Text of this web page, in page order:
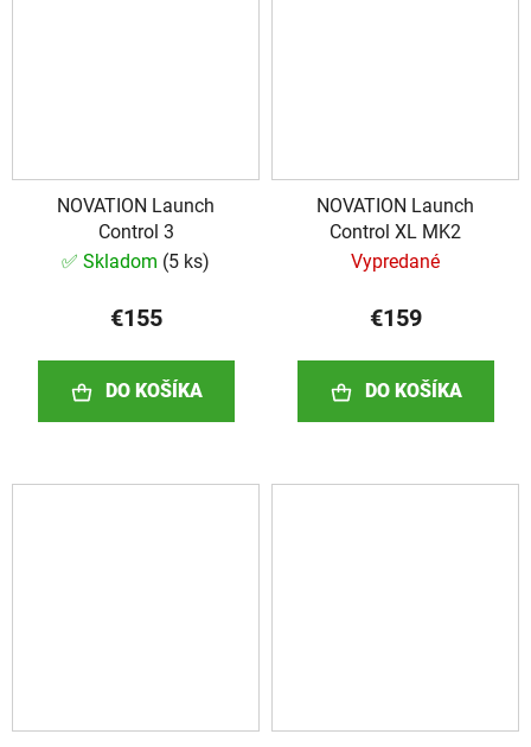
NOVATION Launch
Control 3
✅ Skladom (5 ks)
€155
DO KOŠÍKA
NOVATION Launch
Control XL MK2
Vypredané
€159
DO KOŠÍKA